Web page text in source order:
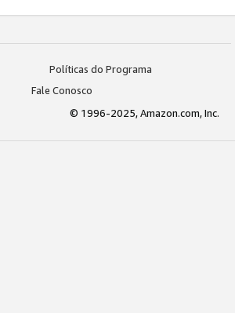
Políticas do Programa
Fale Conosco
© 1996-2025, Amazon.com, Inc.